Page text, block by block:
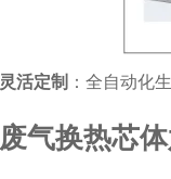
灵活定制 ：全自动化
废气换热芯